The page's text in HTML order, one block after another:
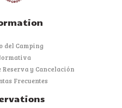
del Camping
Reserva y Cancelación
Frecuentes